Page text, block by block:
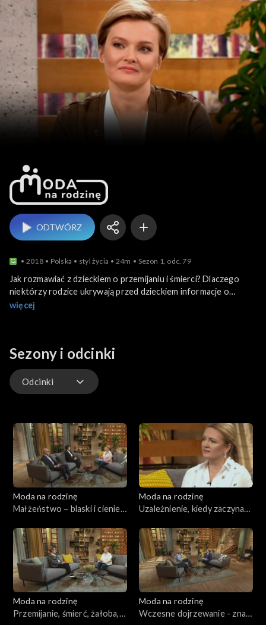
Moda na rodzinę
ODTWÓRZ
2018 Polska styl życia 24m Sezon 1, odc. 79
Jak rozmawiać z dzieckiem o przemijaniu i śmierci? Dlaczego
niektórzy rodzice ukrywają przed dzieckiem informacje o
śmierci kogoś mu bliskiego? Jak wytłumaczyć dziecku, że bliska
dziennikarką, propagatorką medycyny według terapeutki,
wizjonerki - św. Hildegardy z Bingen, założycielką Centrum św.
Hildegardy w Józefowie.
więcej
Sezony i odcinki
Odcinki
Moda na rodzinę
Małżeństwo – blaski i cienie,
Moda na rodzinę
Uzależnienie, kiedy zaczyna
Moda na rodzinę
Przemijanie, śmierć, żałoba,
Moda na rodzinę
Wczesne dojrzewanie - znak